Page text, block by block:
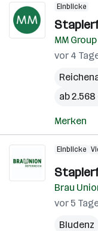
Einblicke
MM Group
vor 4
ab
Merken
Einblicke
Brau
vor 5
Bludenz